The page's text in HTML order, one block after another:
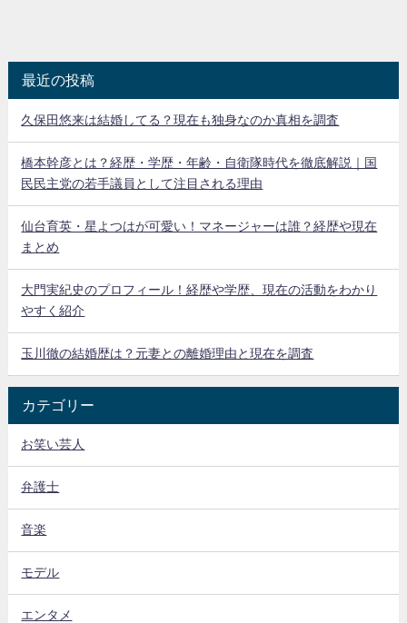
最近の投稿
久保田悠来は結婚してる？現在も独身なのか真相を調査
橋本幹彦とは？経歴・学歴・年齢・自衛隊時代を徹底解説｜国
民民主党の若手議員として注目される理由
仙台育英・星よつはが可愛い！マネージャーは誰？経歴や現在
まとめ
大門実紀史のプロフィール！経歴や学歴、現在の活動をわかり
やすく紹介
玉川徹の結婚歴は？元妻との離婚理由と現在を調査
カテゴリー
お笑い芸人
弁護士
音楽
モデル
エンタメ